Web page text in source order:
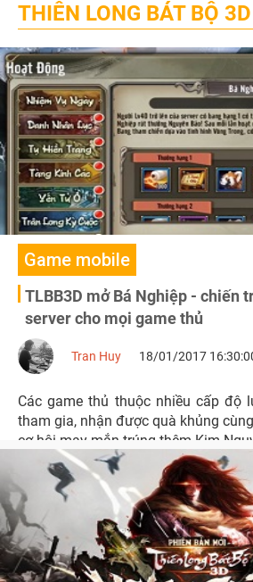
THIÊN LONG BÁT BỘ 3D
Game mobile
TLBB3D mở Bá Nghiệp - chiến
server cho mọi game thủ
Tran Huy 18/01/2017
Các game thủ thuộc nhiều cấp độ
tham gia, nhận được quà khủng
cơ hội may mắn trúng thêm Kim